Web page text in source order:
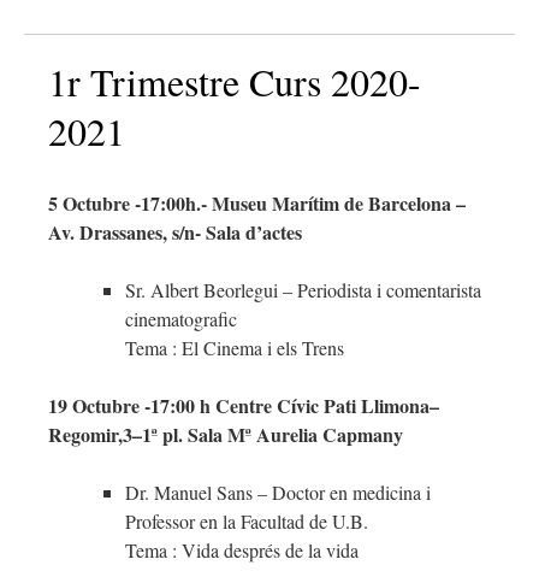
1r Trimestre Curs 2020-
2021
5 Octubre -17:00h.- Museu Marítim de Barcelona –
Av. Drassanes, s/n- Sala d’actes
Sr. Albert Beorlegui – Periodista i comentarista
cinematografic
Tema : El Cinema i els Trens
19 Octubre -17:00 h Centre Cívic Pati Llimona–
Regomir,3–1ª pl. Sala Mª Aurelia Capmany
Dr. Manuel Sans – Doctor en medicina i
Professor en la Facultad de U.B.
Tema : Vida després de la vida